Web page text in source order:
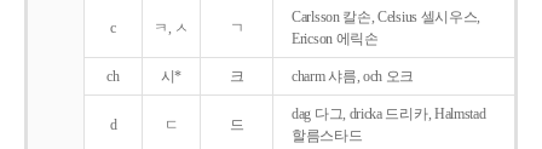
c ㅋ, ㅅ ㄱ
Carlsson 칼손, Celsius 셀시우스,
Ericson 에릭손
ch 시* 크 charm 샤름, och 오크
d ㄷ 드
dag 다그, dricka 드리카, Halmstad
할름스타드